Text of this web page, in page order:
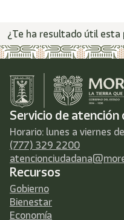
¿Te ha resultado útil esta
Servicio de atención
Horario: lunes a viernes
(777) 329 2200
Recursos
Gobierno
Bienestar
Economía